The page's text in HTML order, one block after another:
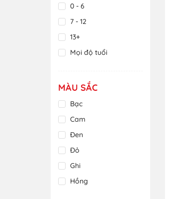
600.000đ
Trên 600.000đ
0 - 6
7 - 12
13+
Mọi độ tuổi
MÀU SẮC
Bạc
Cam
Đen
Đỏ
Ghi
Hồng